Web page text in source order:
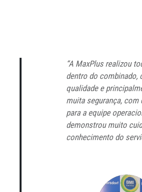
“A MaxPlus realizou
dentro do combinado,
qualidade e
muita segurança, com
para a equipe
demonstrou muito
conhecimento do